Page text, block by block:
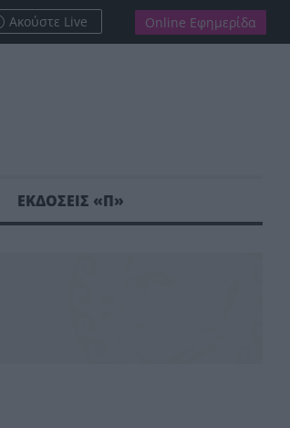
Ακούστε Live Online Εφημερίδα
ΕΚΔΟΣΕΙΣ «Π»